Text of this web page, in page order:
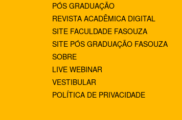
PÓS GRADUAÇÃO
REVISTA ACADÊMICA DIGITAL
SITE FACULDADE FASOUZA
SITE PÓS GRADUAÇÃO FASOUZA
SOBRE
LIVE WEBINAR
VESTIBULAR
POLÍTICA DE PRIVACIDADE